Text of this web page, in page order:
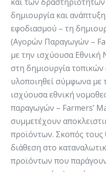
δημιουργία και
εφοδιασμού – τη
(Αγορών Παραγωγών –
με την ισχύουσα
στη δημιουργία
υλοποιηθεί σύμφωνα με
ισχύουσα εθνική
παραγωγών – Farmers’
συμμετέχουν
προϊόντων. Σκοπός τους
διάθεση στο
προϊόντων που